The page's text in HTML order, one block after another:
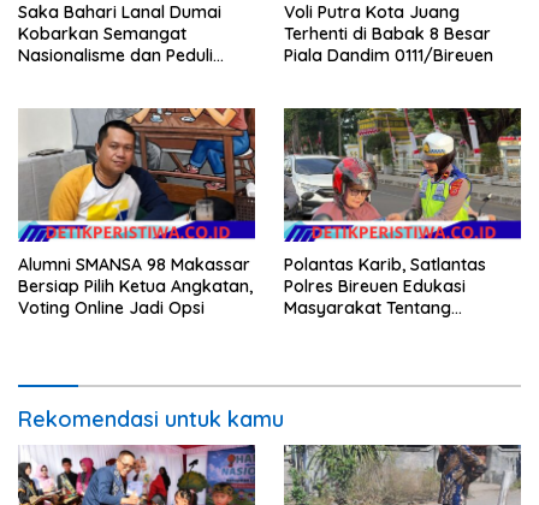
Saka Bahari Lanal Dumai
Kobarkan Semangat
Nasionalisme dan Peduli
Voli Putra Kota Juang
Terhenti di Babak 8 Besar
Piala Dandim 0111/Bireuen
Alumni SMANSA 98 Makassar
Bersiap Pilih Ketua Angkatan,
Voting Online Jadi Opsi
Polantas Karib, Satlantas
Polres Bireuen Edukasi
Masyarakat Tentang
Rekomendasi untuk kamu